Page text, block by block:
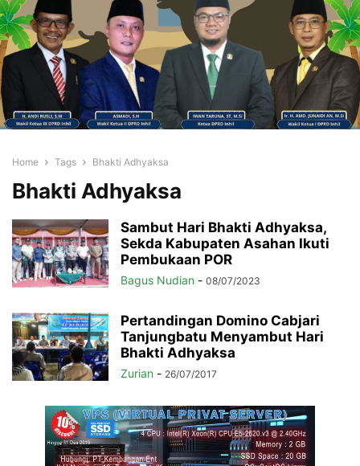
Home Tags Bhakti Adhyaksa
Bhakti Adhyaksa
Sambut Hari Bhakti Adhyaksa,
Sekda Kabupaten Asahan Ikuti
Pembukaan POR
Bagus Nudian - 08/07/2023
Pertandingan Domino Cabjari
Tanjungbatu Menyambut Hari
Bhakti Adhyaksa
Zurian - 26/07/2017